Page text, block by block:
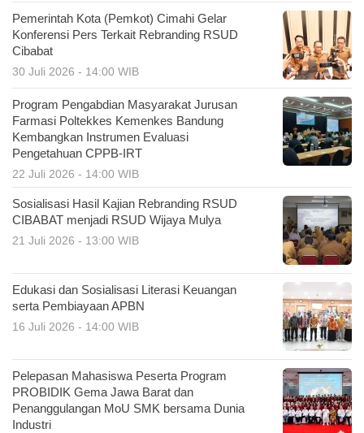
Pemerintah Kota (Pemkot) Cimahi Gelar
Konferensi Pers Terkait Rebranding RSUD
Cibabat
30 Juli 2026 - 14:00 WIB
Program Pengabdian Masyarakat Jurusan
Farmasi Poltekkes Kemenkes Bandung
Kembangkan Instrumen Evaluasi
Pengetahuan CPPB-IRT
22 Juli 2026 - 14:00 WIB
Sosialisasi Hasil Kajian Rebranding RSUD
CIBABAT menjadi RSUD Wijaya Mulya
21 Juli 2026 - 13:00 WIB
Edukasi dan Sosialisasi Literasi Keuangan
serta Pembiayaan APBN
16 Juli 2026 - 14:00 WIB
Pelepasan Mahasiswa Peserta Program
PROBIDIK Gema Jawa Barat dan
Penanggulangan MoU SMK bersama Dunia
Industri